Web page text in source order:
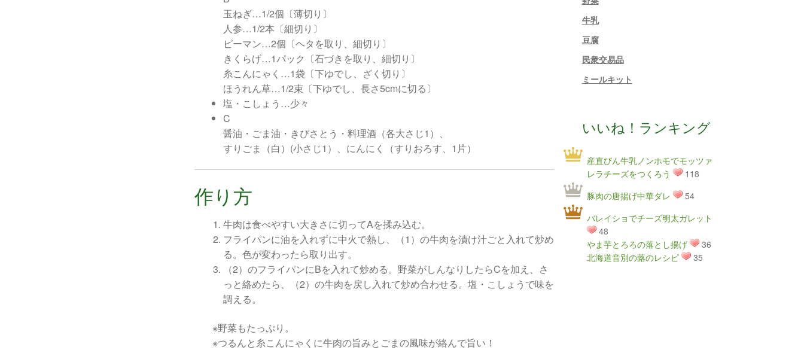
玉ねぎ…1/2個〔薄切り〕
人参…1/2本〔細切り〕
ピーマン…2個〔ヘタを取り、細切り〕
きくらげ…1パック〔石づきを取り、細切り〕
糸こんにゃく…1袋〔下ゆでし、ざく切り〕
ほうれん草…1/2束〔下ゆでし、長さ5cmに切る〕
塩・こしょう…少々
C
醤油・ごま油・きびさとう・料理酒（各大さじ1）、
すりごま（白）(小さじ1）、にんにく（すりおろす、1片）
作り方
牛肉は食べやすい大きさに切ってAを揉み込む。
フライパンに油を入れずに中火で熱し、（1）の牛肉を漬け汁ごと入れて炒め
る。色が変わったら取り出す。
（2）のフライパンにBを入れて炒める。野菜がしんなりしたらCを加え、さ
っと絡めたら、（2）の牛肉を戻し入れて炒め合わせる。塩・こしょうで味を
調える。
※野菜もたっぷり。
※つるんと糸こんにゃくに牛肉の旨みとごまの風味が絡んで旨い！
牛乳
豆腐
民衆交易品
ミールキット
いいね！ランキング
産直びん牛乳ノンホモでモッツァ
レラチーズをつくろう
118
豚肉の唐揚げ中華ダレ
54
バレイショでチーズ明太ガレット
48
やま芋とろろの落とし揚げ
36
北海道音別の蕗のレシピ
35